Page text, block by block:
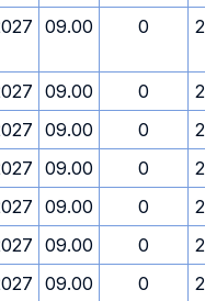
09.00 0
09.00 0
09.00 0
09.00 0
09.00 0
09.00 0
09.00 0